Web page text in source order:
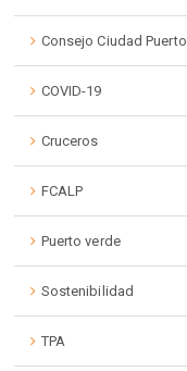
Consejo Ciudad Puerto
COVID-19
Cruceros
FCALP
Puerto verde
Sostenibilidad
TPA